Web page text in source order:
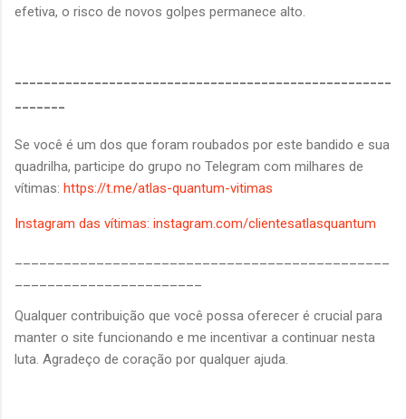
efetiva, o risco de novos golpes permanece alto.
----------------------------------------------------
-------
Se você é um dos que foram roubados por este bandido e sua
quadrilha, participe do grupo no Telegram com milhares de
vítimas: https://t.me/atlas-quantum-vitimas
Instagram das vítimas: instagram.com/clientesatlasquantum
Qualquer contribuição que você possa oferecer é crucial para
manter o site funcionando e me incentivar a continuar nesta
luta. Agradeço de coração por qualquer ajuda.